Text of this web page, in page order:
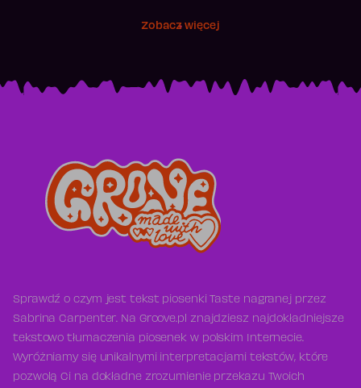
Zobacz więcej
Sprawdź o czym jest tekst piosenki Taste nagranej przez
Sabrina Carpenter. Na Groove.pl znajdziesz najdokładniejsze
tekstowo tłumaczenia piosenek w polskim Internecie.
Wyróżniamy się unikalnymi interpretacjami tekstów, które
pozwolą Ci na dokładne zrozumienie przekazu Twoich